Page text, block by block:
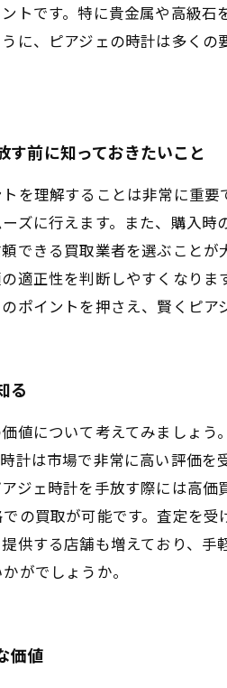
トです。特に貴金属や高級
に、ピアジェの時計は多く
前に知っておきたいこと
を理解することは非常に重
ズに行えます。また、購入
できる買取業者を選ぶこと
適正性を判断しやすくなり
イントを押さえ、賢くピア
る
値について考えてみましょ
計は市場で非常に高い評価
ジェ時計を手放す際には高
の買取が可能です。査定を
供する店舗も増えており、
がでしょうか。
価値